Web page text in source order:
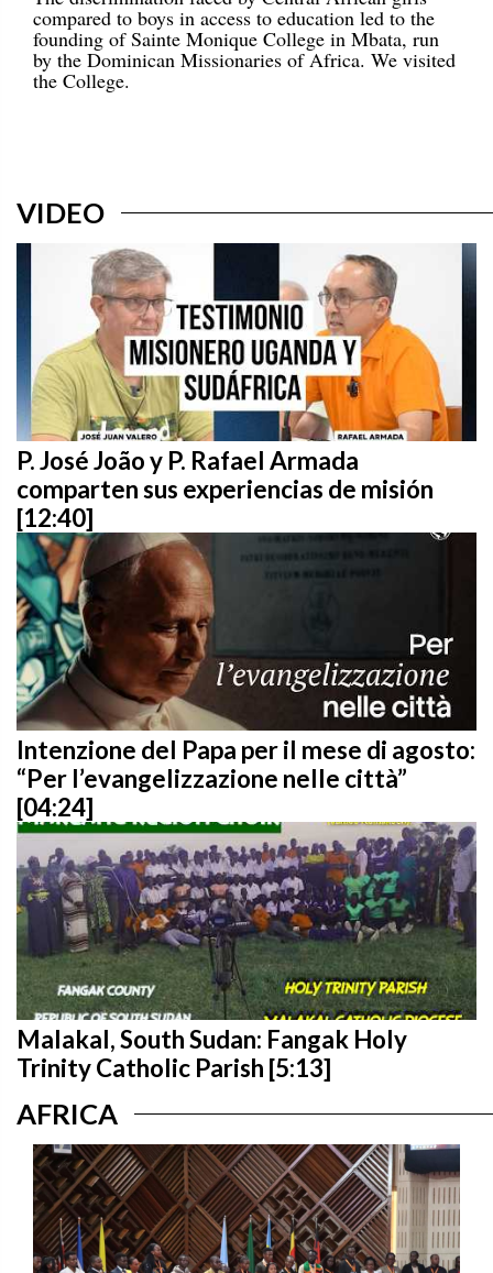
compared to boys in access to education led to the
founding of Sainte Monique College in Mbata, run
by the Dominican Missionaries of Africa. We visited
the College.
VIDEO
P. José João y P. Rafael Armada
comparten sus experiencias de misión
[12:40]
Intenzione del Papa per il mese di agosto:
“Per l’evangelizzazione nelle città”
[04:24]
Malakal, South Sudan: Fangak Holy
Trinity Catholic Parish [5:13]
AFRICA